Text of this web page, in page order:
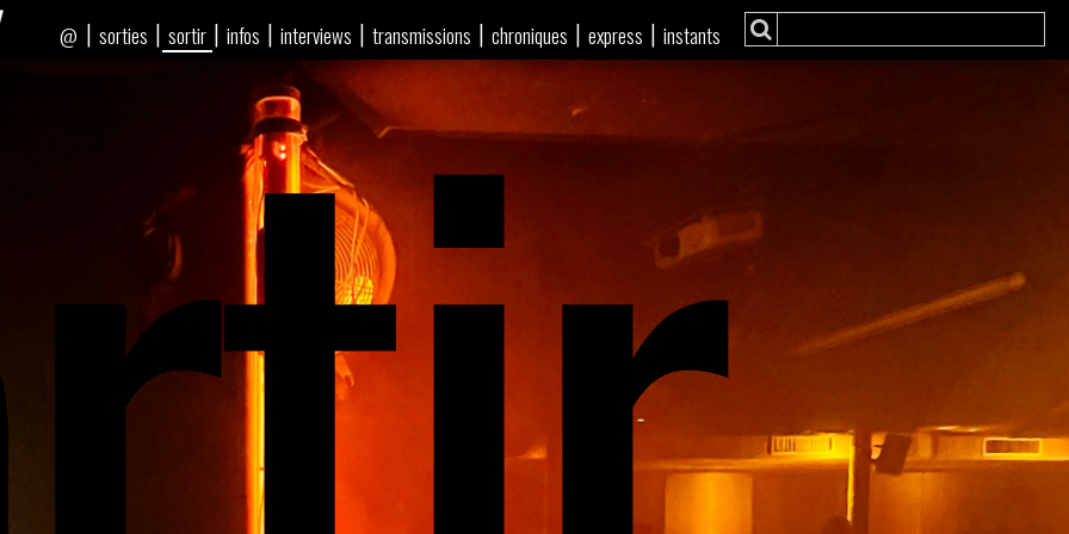
| sorties | sortir | infos | interviews | transmissions | chroniques | express | instants
@